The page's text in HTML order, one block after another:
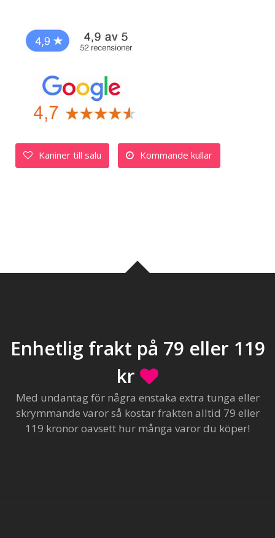
Kaniner till salu Kommande kullar
Enhetlig frakt på 79 eller 119
kr
Med undantag för några enstaka extra tunga eller
skrymmande varor så kostar frakten alltid 79 eller
119 kronor oavsett hur många varor du köper!